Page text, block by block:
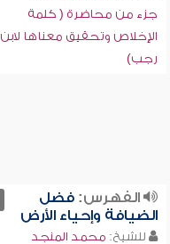
جزء من محاضرة ( كلمة
الإخلاص وتحقيق معناها لابن
رجب)
الفهرس:فضل
الضيافة وإحياء الأرض
للشيخ: محمد المنجد